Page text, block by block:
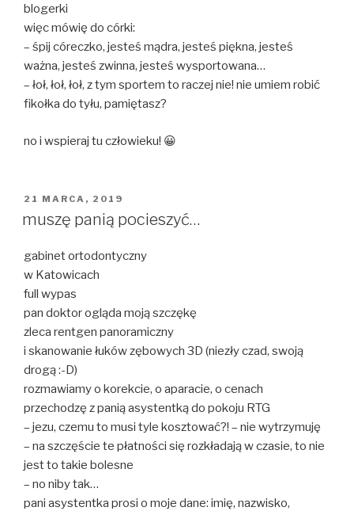
blogerki
więc mówię do córki:
– śpij córeczko, jesteś mądra, jesteś piękna, jesteś
ważna, jesteś zwinna, jesteś wysportowana…
– łoł, łoł, łoł, z tym sportem to raczej nie! nie umiem robić
fikołka do tyłu, pamiętasz?
no i wspieraj tu człowieku! 😀
OPUBLIKOWANE
21 MARCA, 2019
muszę panią pocieszyć…
gabinet ortodontyczny
w Katowicach
full wypas
pan doktor ogląda moją szczękę
zleca rentgen panoramiczny
i skanowanie łuków zębowych 3D (niezły czad, swoją
drogą :-D)
rozmawiamy o korekcie, o aparacie, o cenach
przechodzę z panią asystentką do pokoju RTG
– jezu, czemu to musi tyle kosztować?! – nie wytrzymuję
– na szczęście te płatności się rozkładają w czasie, to nie
jest to takie bolesne
– no niby tak…
pani asystentka prosi o moje dane: imię, nazwisko,